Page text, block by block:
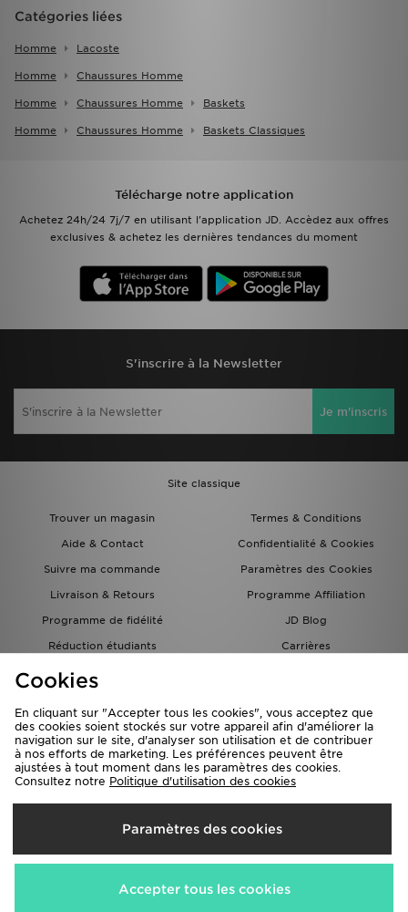
Catégories liées
Homme Lacoste
Homme Chaussures Homme
Homme Chaussures Homme Baskets
Homme Chaussures Homme Baskets Classiques
Télécharge notre application
Achetez 24h/24 7j/7 en utilisant l'application JD. Accèdez aux offres
exclusives & achetez les dernières tendances du moment
S'inscrire à la Newsletter
Je m'inscris
Site classique
Trouver un magasin
Termes & Conditions
Aide & Contact
Confidentialité & Cookies
Suivre ma commande
Paramètres des Cookies
Livraison & Retours
Programme Affiliation
Programme de fidélité
JD Blog
Réduction étudiants
Carrières
Carte Cadeau
Livraison Vers
France
Nous acceptons les méthodes de paiement suivantes
Cookies
En cliquant sur "Accepter tous les cookies", vous acceptez que
des cookies soient stockés sur votre appareil afin d'améliorer la
navigation sur le site, d'analyser son utilisation et de contribuer
à nos efforts de marketing. Les préférences peuvent être
ajustées à tout moment dans les paramètres des cookies.
Consultez notre Politique d'utilisation des cookies
Paramètres des cookies
Accepter tous les cookies